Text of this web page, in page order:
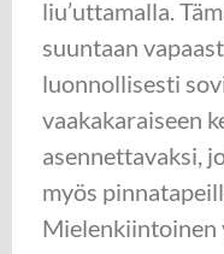
liu’uttamalla.
suuntaan
luonnollisesti
vaakakaraiseen
asennettavaksi,
myös
Mielenkiintoinen